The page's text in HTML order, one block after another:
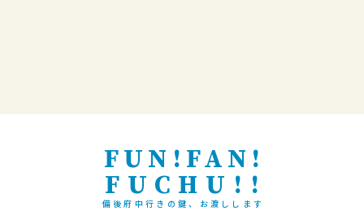
FUN!FAN!
FUCHU!!
備後府中行きの鍵、お渡しします